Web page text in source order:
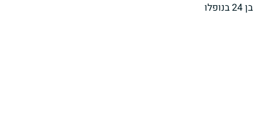
בן 24 בנופלו